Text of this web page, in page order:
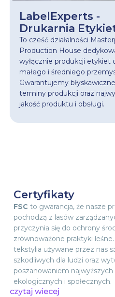
LabelExperts -
Drukarnia
To cześć działalności
Production House
wyłącznie produkcji etykiet
małego i średniego
Gwarantujemy błyskawiczne
terminy produkcji oraz
jakość produktu i obsługi.
Certyfikaty
FSC to gwarancja, że nasze
pochodzą z lasów
przyczynia się do ochrony
zrównoważone praktyki leśne.
tekstylia używane przez nas
szkodliwych dla ludzi oraz
poszanowaniem
ekologicznych i społecznych.
czytaj wiecej